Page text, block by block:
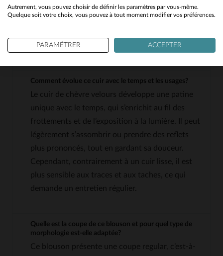
type de cuir est fin, léger et offre une texture
douce et légèrement texturée. Il est moins épais
ce qui le rend plus souple et confortable à porter.
Comment évolue ce cuir avec le temps et les usages?
Le cuir de chèvre velours développe une patine
unique avec le temps, qui s’enrichit au fil des
frottements et de l’exposition à la lumière. Il peut
légèrement s’assombrir ou prendre des reflets
plus prononcés, tout en gardant sa douceur.
Cependant, contrairement à un cuir lisse, il est
plus sensible aux traces et aux taches, ce qui
demande un entretien régulier.
Quelle est la coupe de ce blouson et pour quel type de
morphologie est-elle adaptée?
Ce blouson présente une coupe regular, c’est-à-
Yes
Autrement, vous pouvez choisir de définir les paramètres par vous-même.
Quelque soit votre choix, vous pouvez à tout moment modifier vos préférences.
PARAMÉTRER ACCEPTER